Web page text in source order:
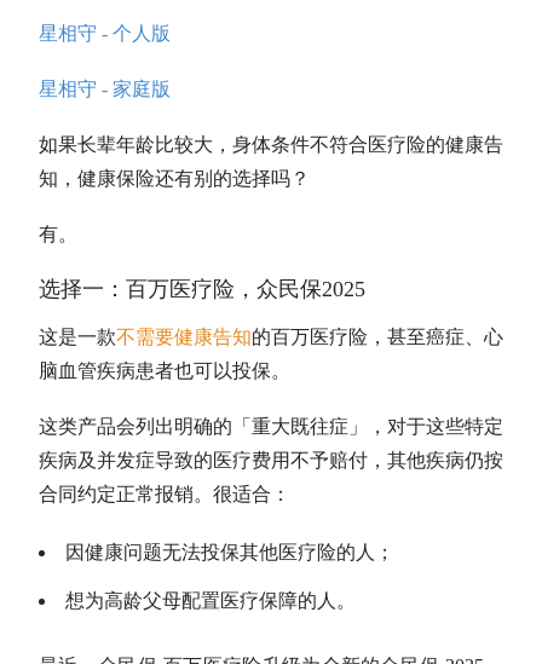
星相守 - 个人版
星相守 - 家庭版
如果长辈年龄比较大，身体条件不符合医疗险的健康告
知，健康保险还有别的选择吗？
有。
选择一：百万医疗险，众民保2025
这是一款不需要健康告知的百万医疗险，甚至癌症、心
脑血管疾病患者也可以投保。
这类产品会列出明确的「重大既往症」，对于这些特定
疾病及并发症导致的医疗费用不予赔付，其他疾病仍按
合同约定正常报销。很适合：
因健康问题无法投保其他医疗险的人；
想为高龄父母配置医疗保障的人。